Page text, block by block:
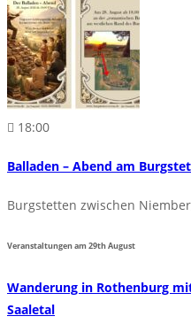
18:00
Balladen – Abend am
Burgstetten zwischen
Veranstaltungen am29thAugust
Wanderung in Rothenburg
Saaletal